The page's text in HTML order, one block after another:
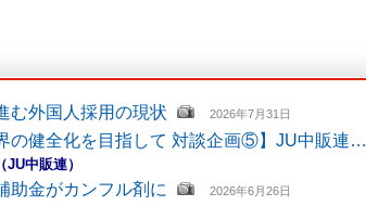
む外国人採用の現状 2026年7月31日
の健全化を目指して 対談企画⑤】JU中販連…
中販連）
助金がカンフル剤に 2026年6月26日